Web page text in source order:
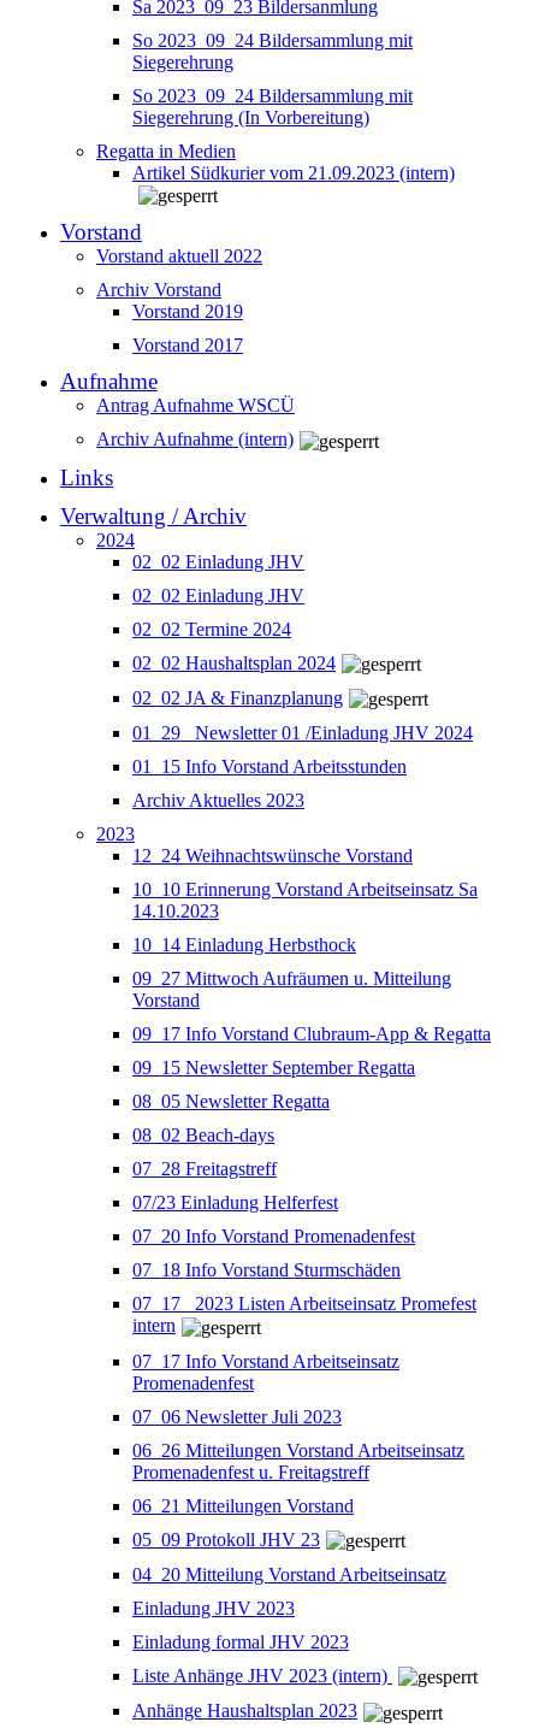
Sa 2023_09_23 Bildersanmlung
So 2023_09_24 Bildersammlung mit
Siegerehrung
So 2023_09_24 Bildersammlung mit
Siegerehrung (In Vorbereitung)
Regatta in Medien
Artikel Südkurier vom 21.09.2023 (intern)
Vorstand
Vorstand aktuell 2022
Archiv Vorstand
Vorstand 2019
Vorstand 2017
Aufnahme
Antrag Aufnahme WSCÜ
Archiv Aufnahme (intern)
Links
Verwaltung / Archiv
2024
02_02 Einladung JHV
02_02 Einladung JHV
02_02 Termine 2024
02_02 Haushaltsplan 2024
02_02 JA & Finanzplanung
01_29_ Newsletter 01 /Einladung JHV 2024
01_15 Info Vorstand Arbeitsstunden
Archiv Aktuelles 2023
2023
12_24 Weihnachtswünsche Vorstand
10_10 Erinnerung Vorstand Arbeitseinsatz Sa
14.10.2023
10_14 Einladung Herbsthock
09_27 Mittwoch Aufräumen u. Mitteilung
Vorstand
09_17 Info Vorstand Clubraum-App & Regatta
09_15 Newsletter September Regatta
08_05 Newsletter Regatta
08_02 Beach-days
07_28 Freitagstreff
07/23 Einladung Helferfest
07_20 Info Vorstand Promenadenfest
07_18 Info Vorstand Sturmschäden
07_17 _2023 Listen Arbeitseinsatz Promefest
intern
07_17 Info Vorstand Arbeitseinsatz
Promenadenfest
07_06 Newsletter Juli 2023
06_26 Mitteilungen Vorstand Arbeitseinsatz
Promenadenfest u. Freitagstreff
06_21 Mitteilungen Vorstand
05_09 Protokoll JHV 23
04_20 Mitteilung Vorstand Arbeitseinsatz
Einladung JHV 2023
Einladung formal JHV 2023
Liste Anhänge JHV 2023 (intern)
Anhänge Haushaltsplan 2023